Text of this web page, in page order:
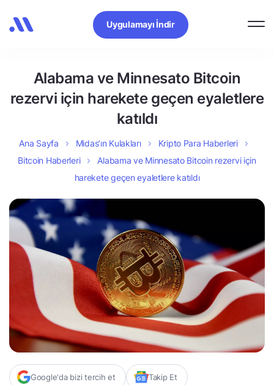
Uygulamayı İndir
Alabama ve Minnesato Bitcoin
rezervi için harekete geçen eyaletlere
katıldı
Ana Sayfa Midas’ın Kulakları
Kripto Para Haberleri
Bitcoin Haberleri
Alabama ve Minnesato Bitcoin rezervi için
harekete geçen eyaletlere katıldı
Google'da bizi tercih et Takip Et